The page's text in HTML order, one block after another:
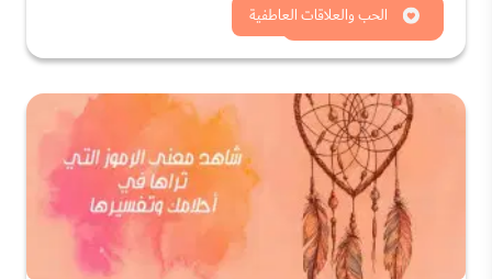
الحب والعلاقات العاطفية
شاهد الان